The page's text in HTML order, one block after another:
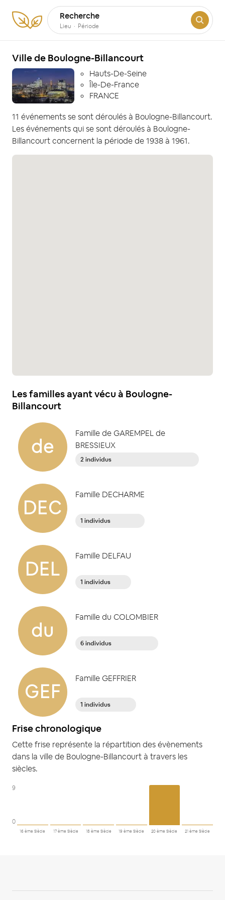
Recherche
Lieu · Période
Ville de Boulogne-Billancourt
Hauts-De-Seine
Île-De-France
FRANCE
11 événements se sont déroulés à Boulogne-Billancourt.
Les événements qui se sont déroulés à Boulogne-
Billancourt concernent la période de 1938 à 1961.
Les familles ayant vécu à Boulogne-
Billancourt
de
Famille de GAREMPEL de
BRESSIEUX
2 individus
DEC
Famille DECHARME
1 individus
DEL
Famille DELFAU
1 individus
du
Famille du COLOMBIER
6 individus
GEF
Famille GEFFRIER
1 individus
Frise chronologique
Cette frise représente la répartition des évènements
dans la ville de Boulogne-Billancourt à travers les
siècles.